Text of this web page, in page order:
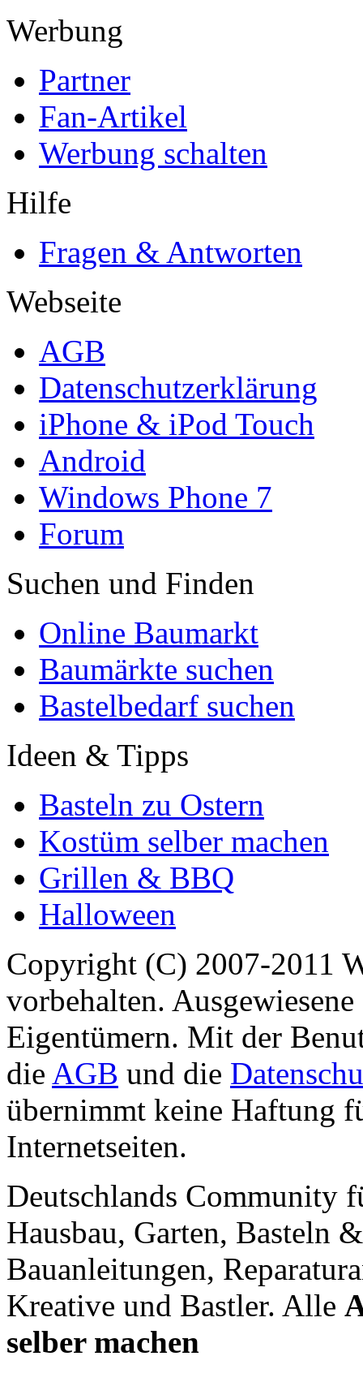
Werbung
Partner
Fan-Artikel
Werbung schalten
Hilfe
Fragen & Antworten
Webseite
AGB
Datenschutzerklärung
iPhone & iPod Touch
Android
Windows Phone 7
Forum
Suchen und Finden
Online Baumarkt
Baumärkte suchen
Bastelbedarf suchen
Ideen & Tipps
Basteln zu Ostern
Kostüm selber machen
Grillen & BBQ
Halloween
Copyright (C) 2007-2011
vorbehalten.
Eigentümern. Mit der
die AGB und die
übernimmt keine Haftung
Internetseiten.
Deutschlands Community
Hausbau, Garten, Basteln
Bauanleitungen,
Kreative und Bastler. Alle
selber machen